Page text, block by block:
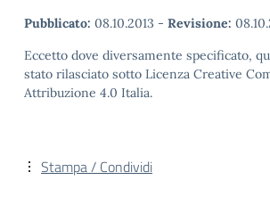
Pubblicato: 08.10.2013 - Revisione:
Eccetto dove diversamente specificato,
stato rilasciato sotto Licenza Creative
Attribuzione 4.0 Italia.
Stampa / Condividi